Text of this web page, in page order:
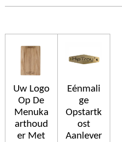
Uw Logo
Op De
Menuka
arthoud
er Met
Eénmali
ge
Opstartk
ost
Aanlever